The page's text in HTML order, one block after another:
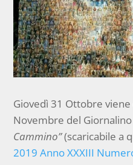
Giovedì 31 Ottobre
Novembre del
Cammino”(scaricabile a
2019 Anno XXXIII